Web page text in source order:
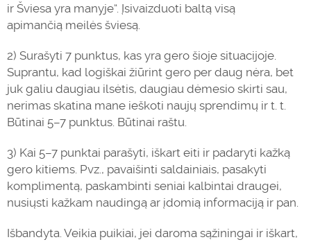
ir Šviesa yra manyje“. Įsivaizduoti baltą visą
apimančią meilės šviesą.
2) Surašyti 7 punktus, kas yra gero šioje situacijoje.
Suprantu, kad logiškai žiūrint gero per daug nėra, bet
juk galiu daugiau ilsėtis, daugiau dėmesio skirti sau,
nerimas skatina mane ieškoti naujų sprendimų ir t. t.
Būtinai 5–7 punktus. Būtinai raštu.
3) Kai 5–7 punktai parašyti, iškart eiti ir padaryti kažką
gero kitiems. Pvz., pavaišinti saldainiais, pasakyti
komplimentą, paskambinti seniai kalbintai draugei,
nusiųsti kažkam naudingą ar įdomią informaciją ir pan.
Išbandyta. Veikia puikiai, jei daroma sąžiningai ir iškart,